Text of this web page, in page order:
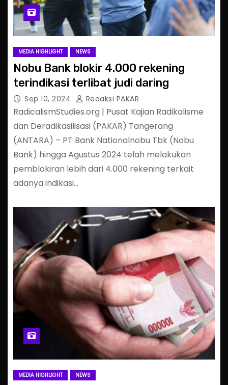
MEDIA HIGHLIGHT NEWS
Nobu Bank blokir 4.000 rekening
terindikasi terlibat judi daring
Sep 10, 2024 Redaksi PAKAR
RadicalismStudies.org | Pusat Kajian Radikalisme
dan Deradikasilisasi (PAKAR) Tangerang
(ANTARA) – PT Bank Nationalnobu Tbk (Nobu
Bank) hingga Agustus 2024 telah melakukan
pemblokiran lebih dari 4.000 rekening terkait
adanya indikasi…
MEDIA HIGHLIGHT NEWS